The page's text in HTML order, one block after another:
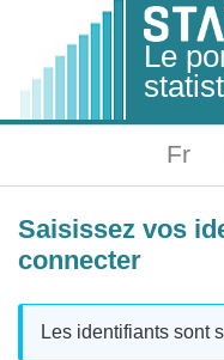
Le
Fr
Saisissez vos
connecter
Les identifiants sont